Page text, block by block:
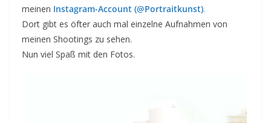
meinen Instagram-Account (@Portraitkunst).
Dort gibt es öfter auch mal einzelne Aufnahmen von
meinen Shootings zu sehen.
Nun viel Spaß mit den Fotos.